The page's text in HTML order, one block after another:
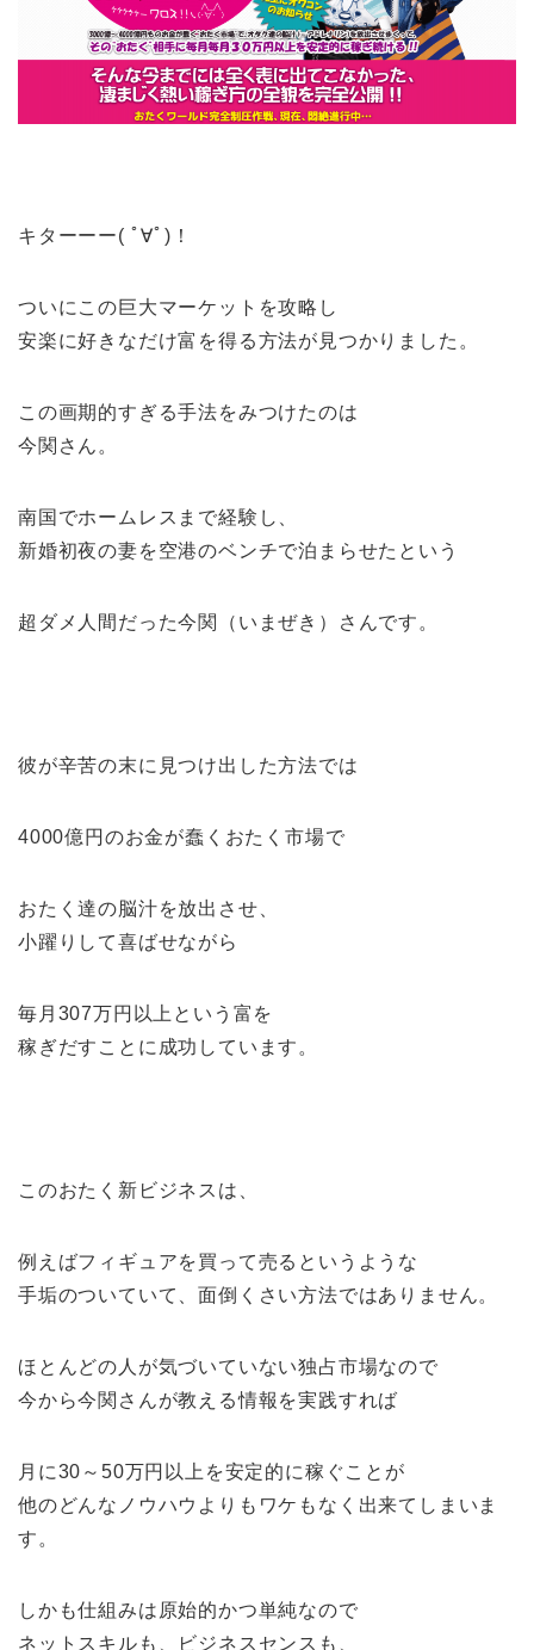
キターーー( ﾟ∀ﾟ)！
ついにこの巨大マーケットを攻略し
安楽に好きなだけ富を得る方法が見つかりました。
この画期的すぎる手法をみつけたのは
今関さん。
南国でホームレスまで経験し、
新婚初夜の妻を空港のベンチで泊まらせたという
超ダメ人間だった今関（いまぜき）さんです。
彼が辛苦の末に見つけ出した方法では
4000億円のお金が蠢くおたく市場で
おたく達の脳汁を放出させ、
小躍りして喜ばせながら
毎月307万円以上という富を
稼ぎだすことに成功しています。
このおたく新ビジネスは、
例えばフィギュアを買って売るというような
手垢のついていて、面倒くさい方法ではありません。
ほとんどの人が気づいていない独占市場なので
今から今関さんが教える情報を実践すれば
月に30～50万円以上を安定的に稼ぐことが
他のどんなノウハウよりもワケもなく出来てしまいま
す。
しかも仕組みは原始的かつ単純なので
ネットスキルも、ビジネスセンスも、